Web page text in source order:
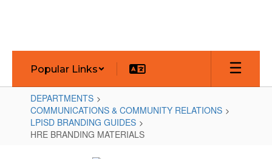
Popular Links
DEPARTMENTS
COMMUNICATIONS & COMMUNITY RELATIONS
LPISD BRANDING GUIDES
HRE BRANDING MATERIALS